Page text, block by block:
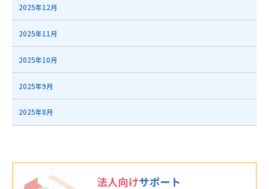
2025年12月
2025年11月
2025年10月
2025年9月
2025年8月